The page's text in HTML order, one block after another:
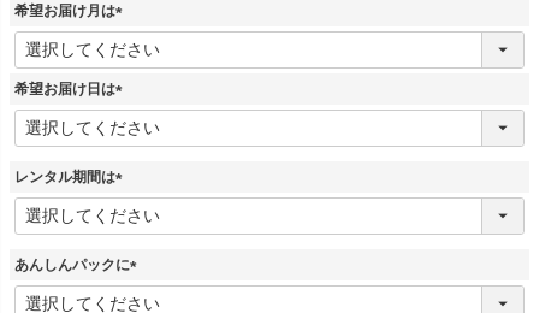
希望お届け月は
(
必
希望お届け日は
(
必
)
レンタル期間は
(
必
)
あんしんパックに
(